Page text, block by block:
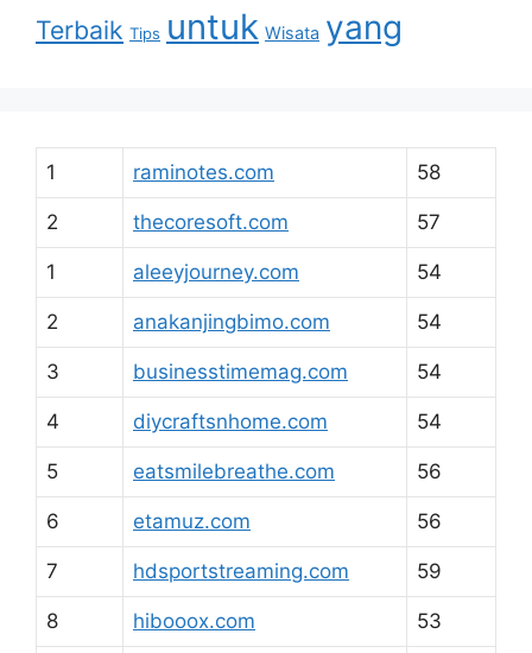
Terbaik Tips untuk Wisata yang
1 raminotes.com 58
2 thecoresoft.com 57
1 aleeyjourney.com 54
2 anakanjingbimo.com 54
3 businesstimemag.com 54
4 diycraftsnhome.com 54
5 eatsmilebreathe.com 56
6 etamuz.com 56
7 hdsportstreaming.com 59
8 hibooox.com 53